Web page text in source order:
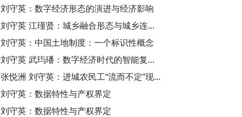
刘守英：数字经济形态的演进与经济影响
刘守英 江瑾贤：城乡融合形态与城乡连续体构建
刘守英：中国土地制度：一个标识性概念
刘守英 武玙璠：数字经济时代的智能复合配置论
张悦洲 刘守英：进城农民工“流而不定”现象析
刘守英：数据特性与产权界定
刘守英：数据特性与产权界定